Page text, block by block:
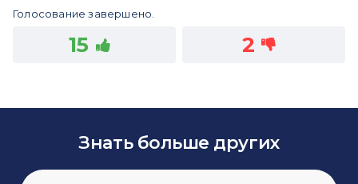
Голосование завершено.
15 2
Знать больше других